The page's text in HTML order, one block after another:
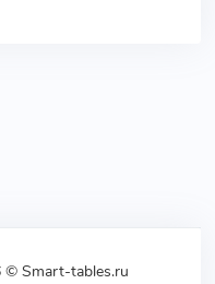
© Smart-tables.ru